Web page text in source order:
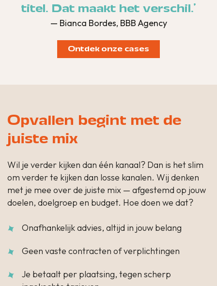
titel. Dat maakt het verschil.'
— Bianca Bordes, BBB Agency
Ontdek onze cases
Opvallen begint met de
juiste mix
Wil je verder kijken dan één kanaal? Dan is het slim
om verder te kijken dan losse kanalen. Wij denken
met je mee over de juiste mix — afgestemd op jouw
doelen, doelgroep en budget. Hoe doen we dat?
Onafhankelijk advies, altijd in jouw belang
Geen vaste contracten of verplichtingen
Je betaalt per plaatsing, tegen scherp